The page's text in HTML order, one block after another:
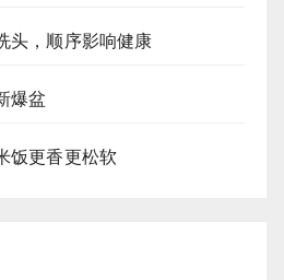
头，顺序影响健康
爆盆
饭更香更松软